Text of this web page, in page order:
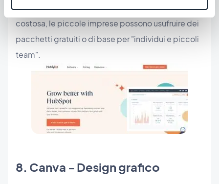
Anche se la piattaforma completa può essere
costosa, le piccole imprese possono usufruire dei
pacchetti gratuiti o di base per "individui e piccoli
team".
8. Canva - Design grafico